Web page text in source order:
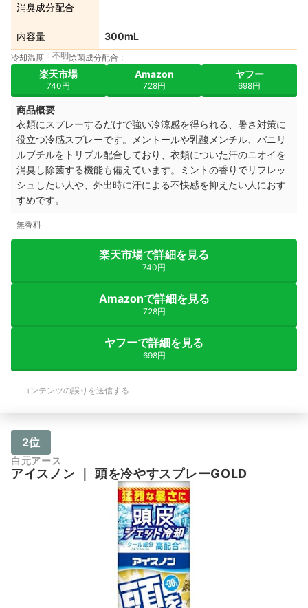
消臭成分配合
内容量 300mL
冷却温度 不明除菌成分配合
楽天市場
740円
Amazon
728円
ヤフー
698円
商品概要
衣類にスプレーするだけで強い冷涼感を得られる、暑さ対策に
役立つ冷感スプレーです。メントールや乳酸メンチル、バニリ
ルブチルをトリプル配合しており、衣類についた汗のニオイを
消臭し除菌する機能も備えています。ミントの香りでリフレッ
シュしたい人や、外出時に汗による不快感を抑えたい人におす
すめです。
無香料
楽天市場で詳細を見る
740円
Amazonで詳細を見る
728円
ヤフーで詳細を見る
698円
コンテンツの誤りを送信する
2位
白元アース
アイスノン 頭を冷やすスプレーGOLD